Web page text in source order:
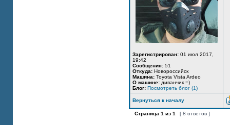
Зарегистрирован: 01 июл 2017,
19:42
Сообщения: 51
Откуда: Новороссийск
Машина: Toyota Vista Ardeo
О машине: диванчик =)
Блог: Посмотреть блог (1)
Вернуться к началу
Страница 1 из 1 [ 8 ответов ]